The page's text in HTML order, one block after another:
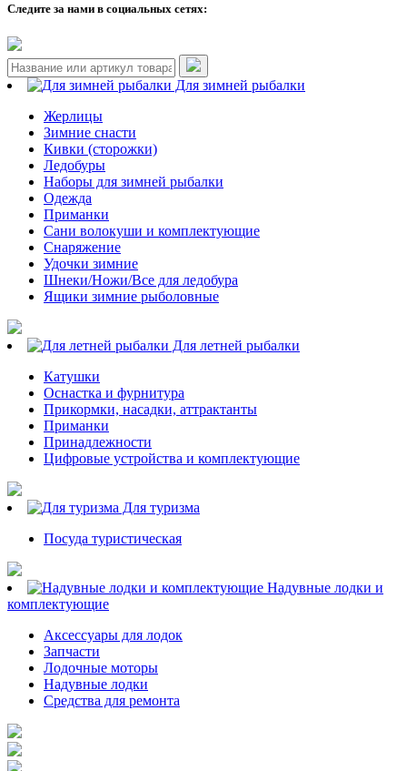
Следите за нами в социальных сетях:
Для зимней рыбалки
Жерлицы
Зимние снасти
Кивки (сторожки)
Ледобуры
Наборы для зимней рыбалки
Одежда
Приманки
Сани волокуши и комплектующие
Снаряжение
Удочки зимние
Шнеки/Ножи/Все для ледобура
Ящики зимние рыболовные
Для летней рыбалки
Катушки
Оснастка и фурнитура
Прикормки, насадки, аттрактанты
Приманки
Принадлежности
Цифровые устройства и комплектующие
Для туризма
Посуда туристическая
Надувные лодки и
комплектующие
Аксессуары для лодок
Запчасти
Лодочные моторы
Надувные лодки
Средства для ремонта